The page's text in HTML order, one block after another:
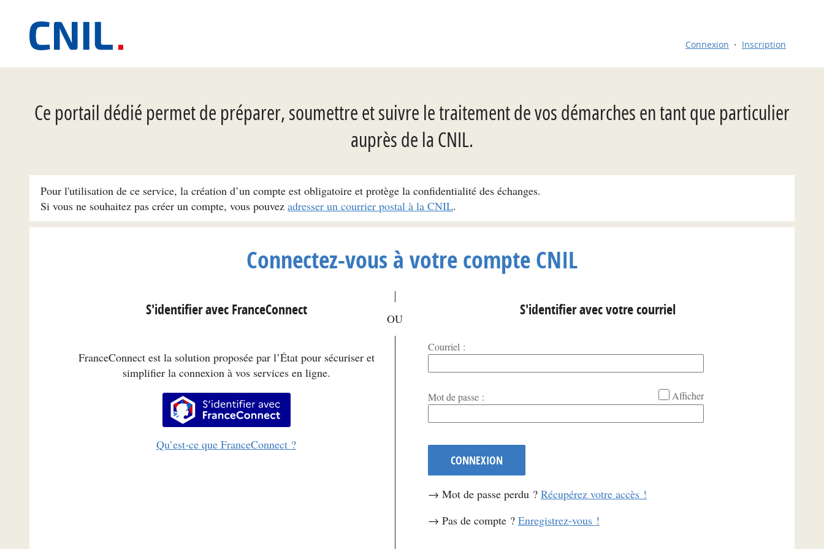
Connexion Inscription
Ce portail dédié permet de préparer, soumettre et suivre le traitement de vos démarches en tant que particulier
auprès de la CNIL.
Pour l'utilisation de ce service, la création d’un compte est obligatoire et protège la confidentialité des échanges.
Si vous ne souhaitez pas créer un compte, vous pouvez adresser un courrier postal à la CNIL.
Connectez-vous à votre compte CNIL
S'identifier avec FranceConnect
FranceConnect est la solution proposée par l’État pour sécuriser et
simplifier la connexion à vos services en ligne.
S’identifier avec FranceConnect
Qu’est-ce que FranceConnect ?
S'identifier avec votre courriel
Courriel :
Mot de passe : Afficher
CONNEXION
→ Mot de passe perdu ? Récupérez votre accès !
→ Pas de compte ? Enregistrez-vous !